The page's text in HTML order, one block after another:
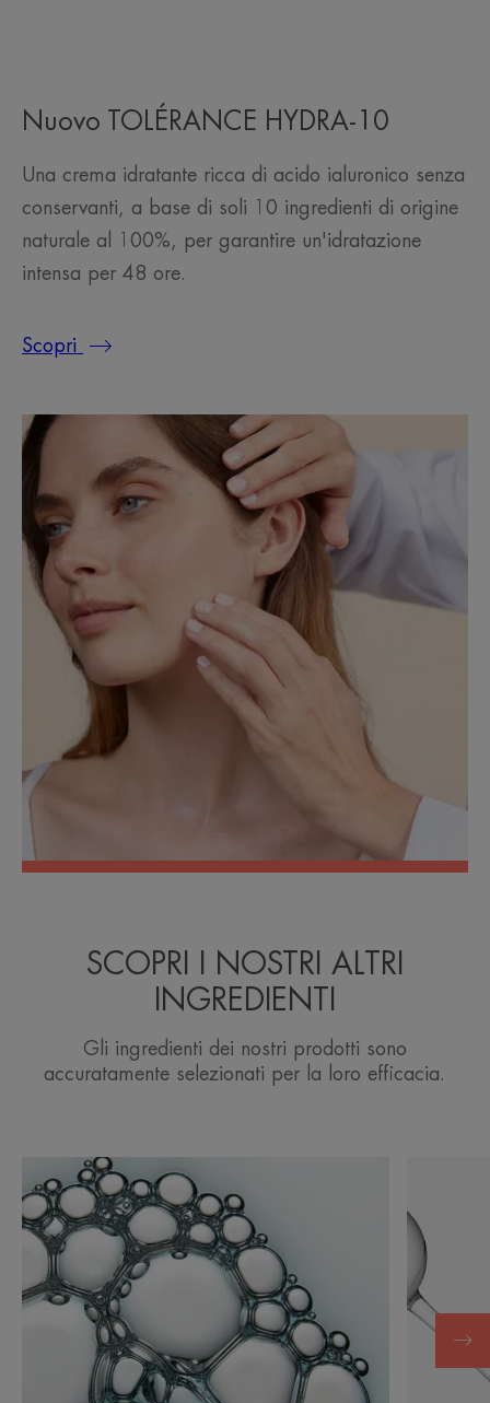
Nuovo TOLÉRANCE HYDRA-10
Una crema idratante ricca di acido ialuronico senza
conservanti, a base di soli 10 ingredienti di origine
naturale al 100%, per garantire un'idratazione
intensa per 48 ore.
Scopri
SCOPRI I NOSTRI ALTRI
INGREDIENTI
Gli ingredienti dei nostri prodotti sono
accuratamente selezionati per la loro efficacia.
Acqua
Termale
Avène
più
modulia